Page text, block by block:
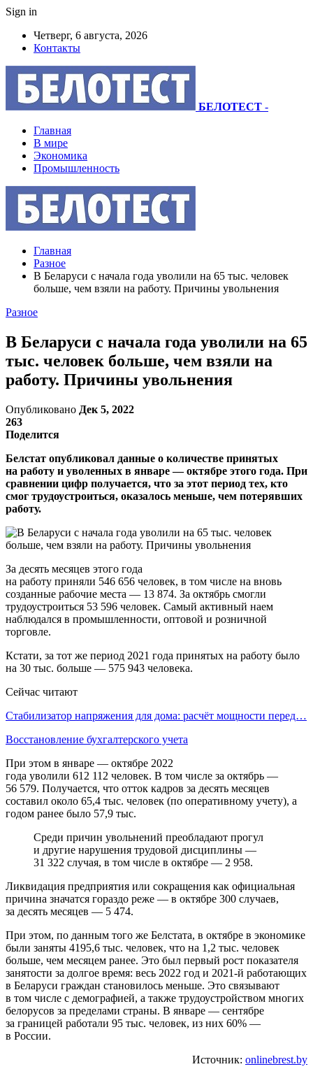
Sign in
Четверг, 6 августа, 2026
Контакты
БЕЛОТЕСТ -
Главная
В мире
Экономика
Промышленность
Главная
Разное
В Беларуси с начала года уволили на 65 тыс. человек
больше, чем взяли на работу. Причины увольнения
Разное
В Беларуси с начала года уволили на 65
тыс. человек больше, чем взяли на
работу. Причины увольнения
Опубликовано Дек 5, 2022
263
Поделится
Белстат опубликовал данные о количестве принятых
на работу и уволенных в январе — октябре этого года. При
сравнении цифр получается, что за этот период тех, кто
смог трудоустроиться, оказалось меньше, чем потерявших
работу.
За десять месяцев этого года
на работу приняли 546 656 человек, в том числе на вновь
созданные рабочие места — 13 874. За октябрь смогли
трудоустроиться 53 596 человек. Самый активный наем
наблюдался в промышленности, оптовой и розничной
торговле.
Кстати, за тот же период 2021 года принятых на работу было
на 30 тыс. больше — 575 943 человека.
Сейчас читают
Стабилизатор напряжения для дома: расчёт мощности перед…
Восстановление бухгалтерского учета
При этом в январе — октябре 2022
года уволили 612 112 человек. В том числе за октябрь —
56 579. Получается, что отток кадров за десять месяцев
составил около 65,4 тыс. человек (по оперативному учету), а
годом ранее было 57,9 тыс.
Среди причин увольнений преобладают прогул
и другие нарушения трудовой дисциплины —
31 322 случая, в том числе в октябре — 2 958.
Ликвидация предприятия или сокращения как официальная
причина значатся гораздо реже — в октябре 300 случаев,
за десять месяцев — 5 474.
При этом, по данным того же Белстата, в октябре в экономике
были заняты 4195,6 тыс. человек, что на 1,2 тыс. человек
больше, чем месяцем ранее. Это был первый рост показателя
занятости за долгое время: весь 2022 год и 2021-й работающих
в Беларуси граждан становилось меньше. Это связывают
в том числе с демографией, а также трудоустройством многих
белорусов за пределами страны. В январе — сентябре
за границей работали 95 тыс. человек, из них 60% —
в России.
Источник: onlinebrest.by